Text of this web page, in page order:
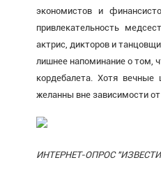
экономистов и
привлекательность
актрис, дикторов и
лишнее напоминание о том,
кордебалета. Хотя
желанны вне зависимости от
ИНТЕРНЕТ-ОПРОС